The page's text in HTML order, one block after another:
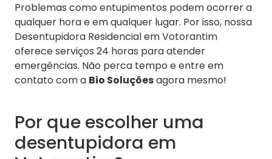
Problemas como entupimentos podem ocorrer a
qualquer hora e em qualquer lugar. Por isso, nossa
Desentupidora Residencial em Votorantim
oferece serviços 24 horas para atender
emergências. Não perca tempo e entre em
contato com a Bio Soluçõesagora mesmo!
Por que escolher uma
desentupidora em